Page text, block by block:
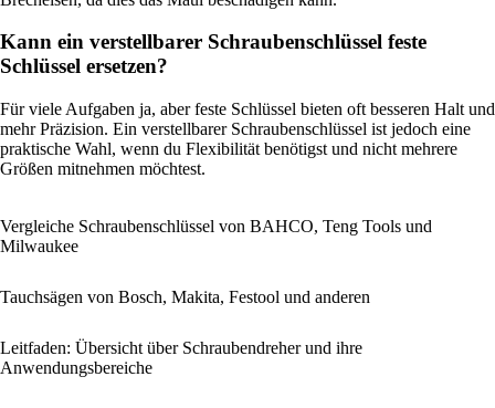
Kann ein verstellbarer Schraubenschlüssel feste
Schlüssel ersetzen?
Für viele Aufgaben ja, aber feste Schlüssel bieten oft besseren Halt und
mehr Präzision. Ein verstellbarer Schraubenschlüssel ist jedoch eine
praktische Wahl, wenn du Flexibilität benötigst und nicht mehrere
Größen mitnehmen möchtest.
Vergleiche Schraubenschlüssel von BAHCO, Teng Tools und
Milwaukee
Tauchsägen von Bosch, Makita, Festool und anderen
Leitfaden: Übersicht über Schraubendreher und ihre
Anwendungsbereiche